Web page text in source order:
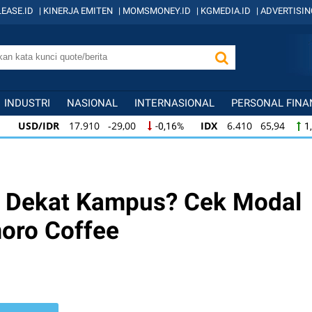
| KINERJA EMITEN | MOMSMONEY.ID | KGMEDIA.ID |
INDUSTRI NASIONAL INTERNASIONAL PERSONAL
IDR 17.910 -29,00 -0,16% IDX 6.410 65,94 1,04%
6.410 65,94 1,04% KOMPAS100 845 12,09 1,45%
Kampus? Cek Modal
Coffee